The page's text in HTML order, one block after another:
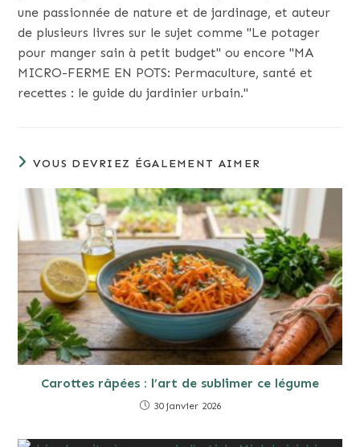
une passionnée de nature et de jardinage, et auteur
de plusieurs livres sur le sujet comme "Le potager
pour manger sain à petit budget" ou encore "MA
MICRO-FERME EN POTS: Permaculture, santé et
recettes : le guide du jardinier urbain."
VOUS DEVRIEZ ÉGALEMENT AIMER
Carottes râpées : l’art de sublimer ce légume
30 janvier 2026